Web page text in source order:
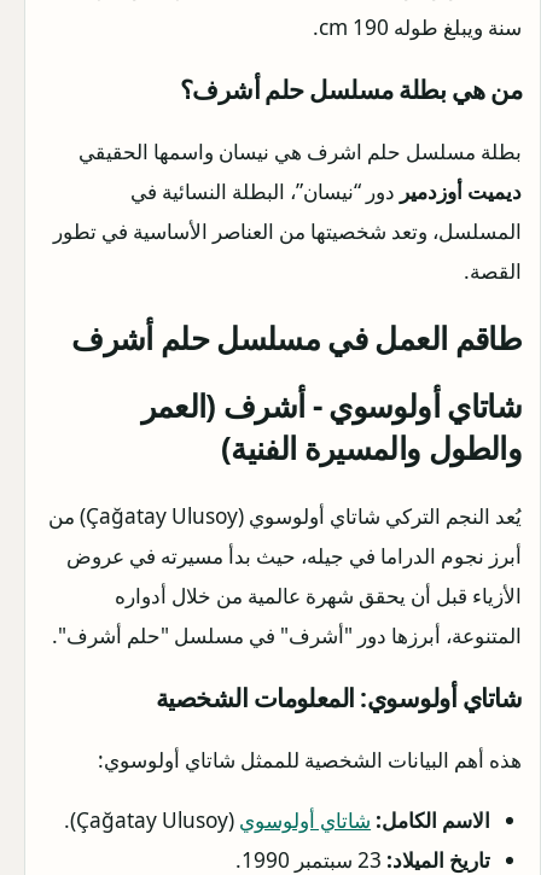
سنة ويبلغ طوله 190 cm.
من هي بطلة مسلسل حلم أشرف؟
بطلة مسلسل حلم اشرف هي نيسان واسمها الحقيقي
ديميت أوزدمير دور “نيسان”، البطلة النسائية في
المسلسل، وتعد شخصيتها من العناصر الأساسية في تطور
القصة.
طاقم العمل في مسلسل حلم أشرف
شاتاي أولوسوي - أشرف (العمر
والطول والمسيرة الفنية)
يُعد النجم التركي شاتاي أولوسوي (Çağatay Ulusoy) من
أبرز نجوم الدراما في جيله، حيث بدأ مسيرته في عروض
الأزياء قبل أن يحقق شهرة عالمية من خلال أدواره
المتنوعة، أبرزها دور "أشرف" في مسلسل "حلم أشرف".
شاتاي أولوسوي: المعلومات الشخصية
هذه أهم البيانات الشخصية للممثل شاتاي أولوسوي:
الاسم الكامل: شاتاي أولوسوي (Çağatay Ulusoy).
تاريخ الميلاد: